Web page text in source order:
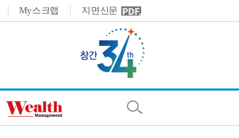
My스크랩 지면신문